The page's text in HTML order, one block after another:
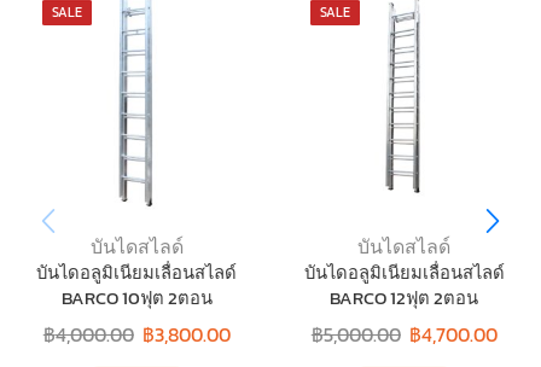
SALE
บันไดสไลด์
บันไดอลูมิเนียมเลื่อนสไลด์
BARCO 10ฟุต 2ตอน
฿4,000.00 ฿3,800.00
SALE
บันไดสไลด์
บันไดอลูมิเนียมเลื่อนสไลด์
BARCO 12ฟุต 2ตอน
฿5,000.00 ฿4,700.00